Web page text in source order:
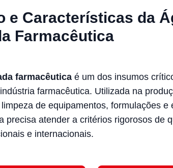
e Características da
Farmacêutica
farmacêutica é um dos insumos
farmacêutica. Utilizada na
de equipamentos, formulações e
precisa atender a critérios rigorosos de
e internacionais.